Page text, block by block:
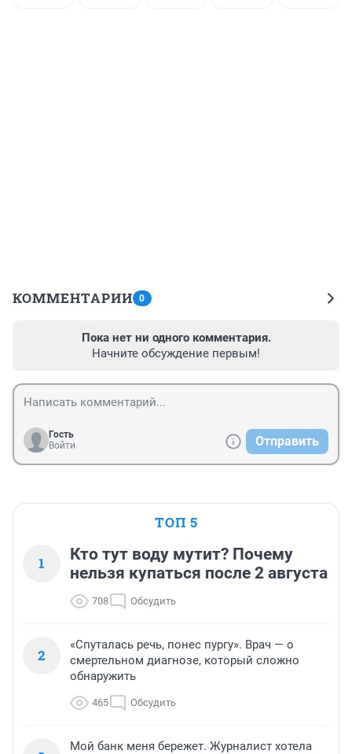
КОММЕНТАРИИ 0
Пока нет ни одного комментария.
Начните обсуждение первым!
Гость
Войти
Отправить
ТОП 5
1
Кто тут воду мутит? Почему
нельзя купаться после 2 августа
708 Обсудить
2
«Спуталась речь, понес пургу». Врач — о
смертельном диагнозе, который сложно
обнаружить
465 Обсудить
Мой банк меня бережет. Журналист хотела